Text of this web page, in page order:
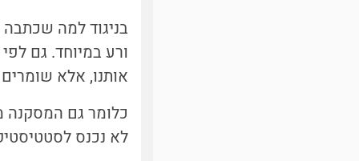
בניגוד למה שכתבה
ורע במיוחד. גם
אותנו, אלא
כלומר גם
לא נכנס